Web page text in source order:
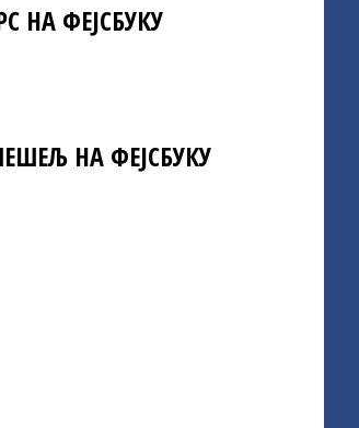
НА ФЕЈСБУКУ
НА ФЕЈСБУКУ